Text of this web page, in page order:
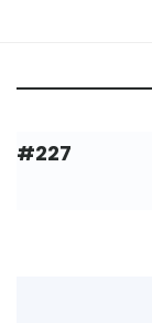
#227